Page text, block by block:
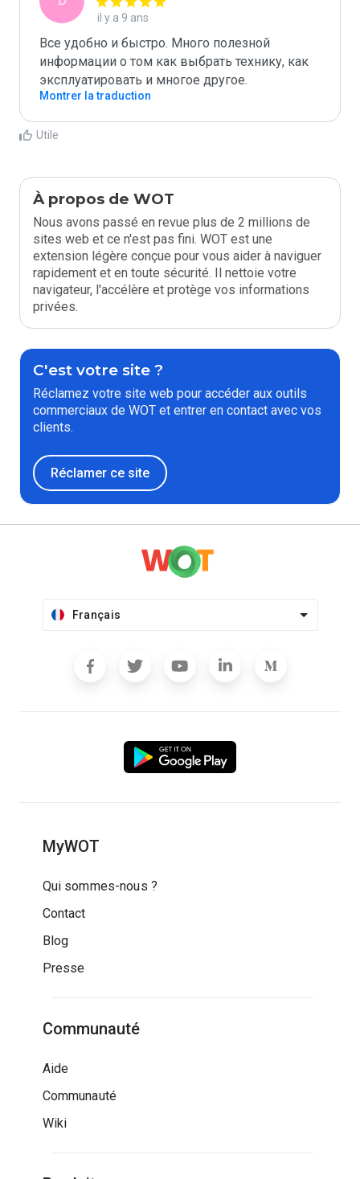
il y a 9 ans
Все удобно и быстро. Много полезной
информации о том как выбрать технику, как
эксплуатировать и многое другое.
Montrer la traduction
Utile
À propos de WOT
Nous avons passé en revue plus de 2 millions de
sites web et ce n'est pas fini. WOT est une
extension légère conçue pour vous aider à naviguer
rapidement et en toute sécurité. Il nettoie votre
navigateur, l'accélère et protège vos informations
privées.
C'est votre site ?
Réclamez votre site web pour accéder aux outils
commerciaux de WOT et entrer en contact avec vos
clients.
Réclamer ce site
Français
MyWOT
Qui sommes-nous ?
Contact
Blog
Presse
Communauté
Aide
Communauté
Wiki